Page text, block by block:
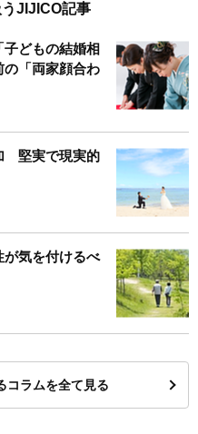
JIJICO記事
どもの結婚相
「両家顔合わ
堅実で現実的
気を付けるべ
コラムを全て見る